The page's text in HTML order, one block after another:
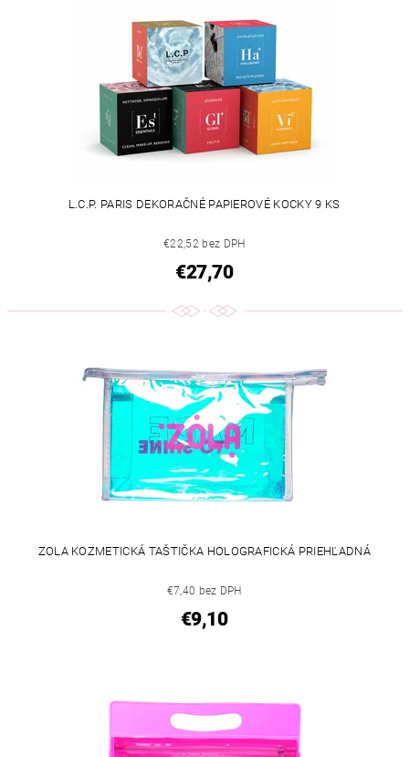
L.C.P. PARIS DEKORAČNÉ PAPIEROVÉ KOCKY 9 KS
€22,52 bez DPH
€27,70
ZOLA KOZMETICKÁ TAŠTIČKA HOLOGRAFICKÁ PRIEHĽADNÁ
€7,40 bez DPH
€9,10